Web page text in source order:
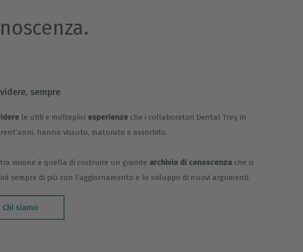
sempre
le utili e molteplici esperienze che i collaboratori Dental Trey, in
hanno vissuto, maturato e assorbito.
visione è quella di costruire un grande archivio di conoscenza che si
sempre di più con l’aggiornamento e lo sviluppo di nuovi argomenti.
Chi siamo